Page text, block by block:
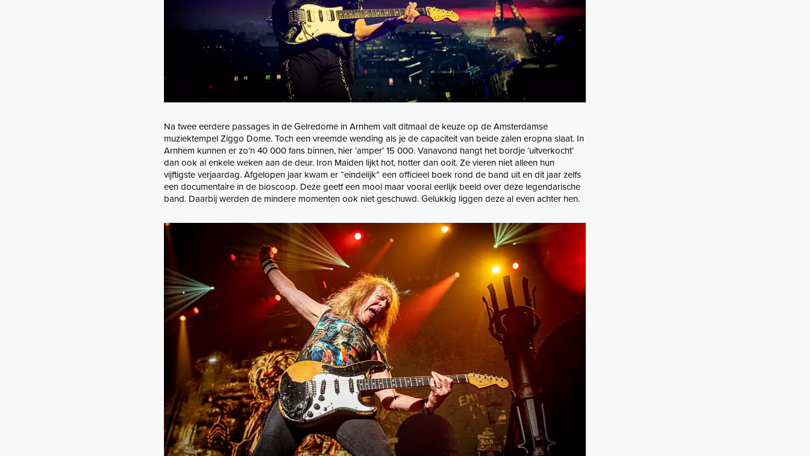
Na twee eerdere passages in de Gelredome in Arnhem valt ditmaal de keuze op de Amsterdamse
muziektempel Ziggo Dome. Toch een vreemde wending als je de capaciteit van beide zalen eropna slaat. In
Arnhem kunnen er zo’n 40 000 fans binnen, hier ‘amper’ 15 000. Vanavond hangt het bordje ‘uitverkocht’
dan ook al enkele weken aan de deur. Iron Maiden lijkt hot, hotter dan ooit. Ze vieren niet alleen hun
vijftigste verjaardag. Afgelopen jaar kwam er “eindelijk” een officieel boek rond de band uit en dit jaar zelfs
een documentaire in de bioscoop. Deze geetf een mooi maar vooral eerlijk beeld over deze legendarische
band. Daarbij werden de mindere momenten ook niet geschuwd. Gelukkig liggen deze al even achter hen.